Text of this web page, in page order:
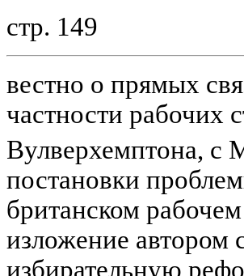
стр. 149
вестно о прямых
частности рабочих
Вулверхемптона, с
постановки
британском
изложение автором
избирательную